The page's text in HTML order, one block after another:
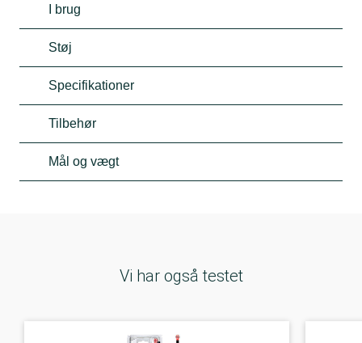
I brug
Støj
Specifikationer
Tilbehør
Mål og vægt
Vi har også testet